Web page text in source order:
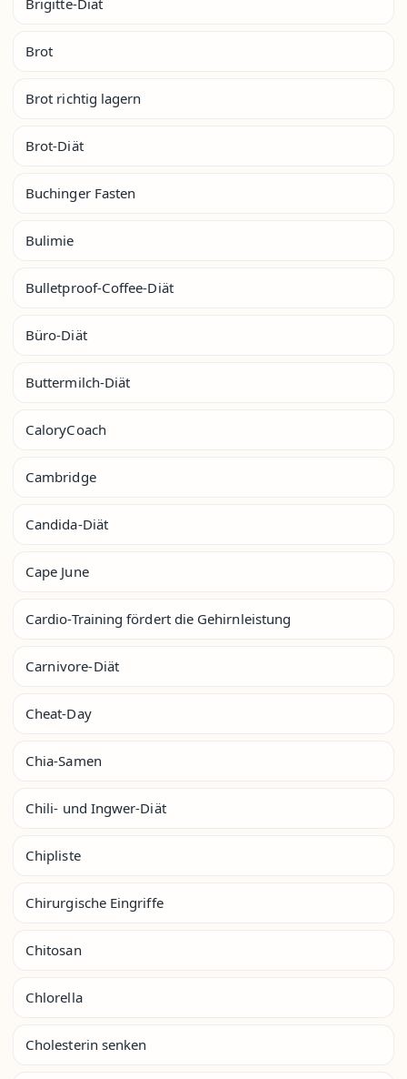
Brot
Brot richtig lagern
Brot-Diät
Buchinger Fasten
Bulimie
Bulletproof-Coffee-Diät
Büro-Diät
Buttermilch-Diät
CaloryCoach
Cambridge
Candida-Diät
Cape June
Cardio-Training fördert die Gehirnleistung
Carnivore-Diät
Cheat-Day
Chia-Samen
Chili- und Ingwer-Diät
Chipliste
Chirurgische Eingriffe
Chitosan
Chlorella
Cholesterin senken